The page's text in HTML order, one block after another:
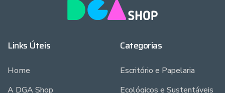
Links Úteis
Home
A DGA Shop
Categorias
Escritório e Papelaria
Ecológicos e Sustentáveis